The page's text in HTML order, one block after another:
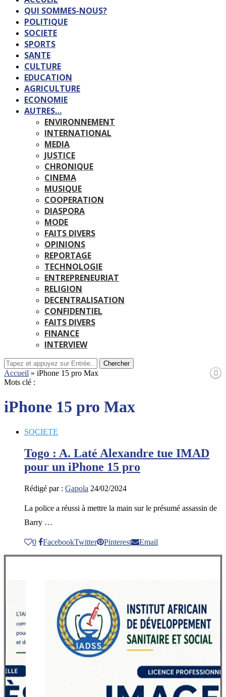
QUI SOMMES-NOUS?
POLITIQUE
SOCIETE
SPORTS
SANTE
CULTURE
EDUCATION
AGRICULTURE
ECONOMIE
AUTRES…
ENVIRONNEMENT
INTERNATIONAL
MEDIA
JUSTICE
CHRONIQUE
CINEMA
MUSIQUE
COOPERATION
DIASPORA
MODE
FAITS DIVERS
OPINIONS
REPORTAGE
TECHNOLOGIE
ENTREPRENEURIAT
RELIGION
DECENTRALISATION
CONFIDENTIEL
FAITS DIVERS
FINANCE
INTERVIEW
Chercher
Accueil » iPhone 15 pro Max
Mots clé :
iPhone 15 pro Max
SOCIETE
Togo : A. Laté Alexandre tue IMAD
pour un iPhone 15 pro
Rédigé par : Gapola 24/02/2024
La police a réussi à mettre la main sur le présumé assassin de
Barry …
0 FacebookTwitter Pinterest Email